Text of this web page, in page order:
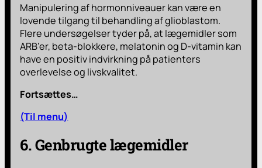
Manipulering af hormonniveauer kan være en
lovende tilgang til behandling af glioblastom.
Flere undersøgelser tyder på, at lægemidler som
ARB’er, beta-blokkere, melatonin og D-vitamin kan
have en positiv indvirkning på patienters
overlevelse og livskvalitet.
Fortsættes…
(Til menu)
6. Genbrugte lægemidler